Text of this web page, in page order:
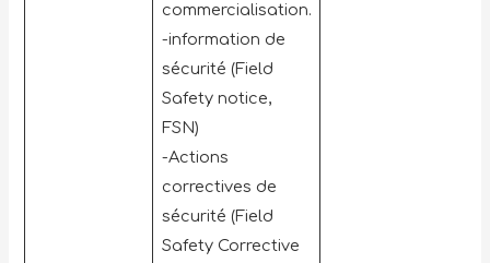
commercialisation.
-information de
sécurité (Field
Safety notice,
FSN)
-Actions
correctives de
sécurité (Field
Safety Corrective